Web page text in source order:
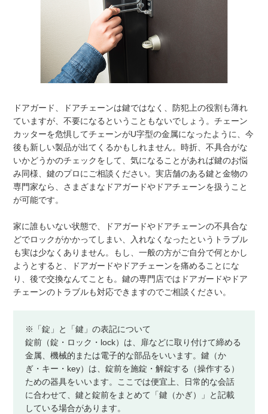
ドアガード、ドアチェーンは鍵ではなく、防犯上の役割も薄れ
ていますが、不要になるということもないでしょう。チェーン
カッターを危惧してチェーンがU字型の金属になったように、今
後も新しい製品が出てくるかもしれません。時折、不具合がな
いかどうかのチェックをして、気になることがあれば鍵のお悩
み同様、鍵のプロにご相談ください。実店舗のある鍵と金物の
専門家なら、さまざまなドアガードやドアチェーンを扱うこと
が可能です。
家に誰もいない状態で、ドアガードやドアチェーンの不具合な
どでロックがかかってしまい、入れなくなったというトラブル
も実は少なくありません。もし、一般の方がご自分で何とかし
ようとすると、ドアガードやドアチェーンを痛めることにな
り、後で交換なんてことも。鍵の専門店ではドアガードやドア
チェーンのトラブルも対応できますのでご相談ください。
※「錠」と「鍵」の表記について
錠前（錠・ロック・lock）は、扉などに取り付けて締める
金属、機械的または電子的な部品をいいます。鍵（か
ぎ・キー・key）は、錠前を施錠・解錠する（操作する）
ための器具をいいます。ここでは便宜上、日常的な会話
に合わせて、鍵と錠前をまとめて「鍵（かぎ）」と記載
している場合があります。